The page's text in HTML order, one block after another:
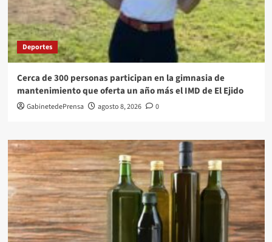
Deportes
Cerca de 300 personas participan en la gimnasia de
mantenimiento que oferta un año más el IMD de El Ejido
GabinetedePrensa agosto 8, 2026 0